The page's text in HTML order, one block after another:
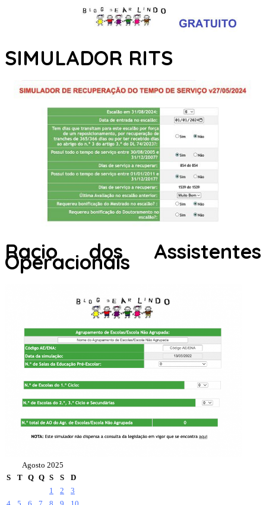
SIMULADOR RITS
Racio dos Assistentes
Operacionais
Agosto 2025
S
T Q Q S S
D
1
2
3